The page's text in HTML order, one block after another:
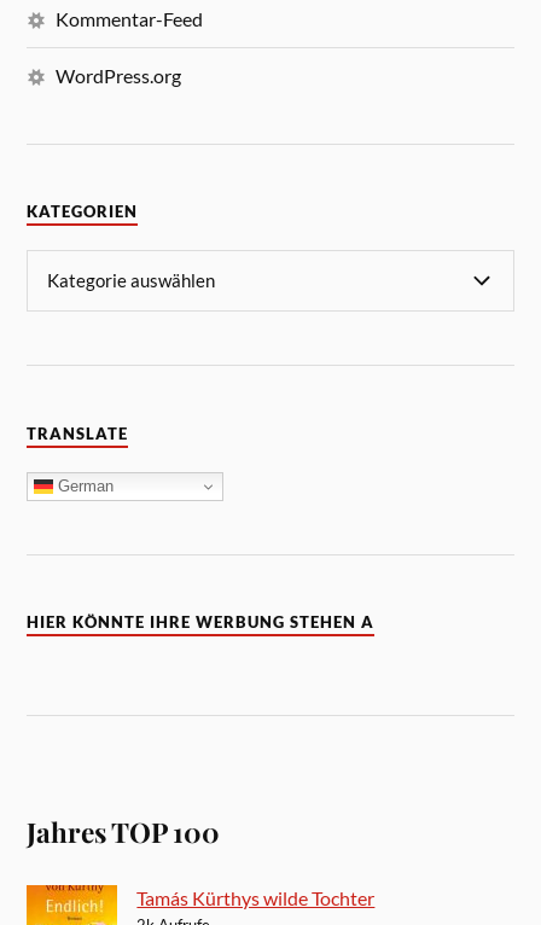
Kommentar-Feed
WordPress.org
KATEGORIEN
TRANSLATE
German
HIER KÖNNTE IHRE WERBUNG STEHEN A
Jahres TOP 100
Tamás Kürthys wilde Tochter